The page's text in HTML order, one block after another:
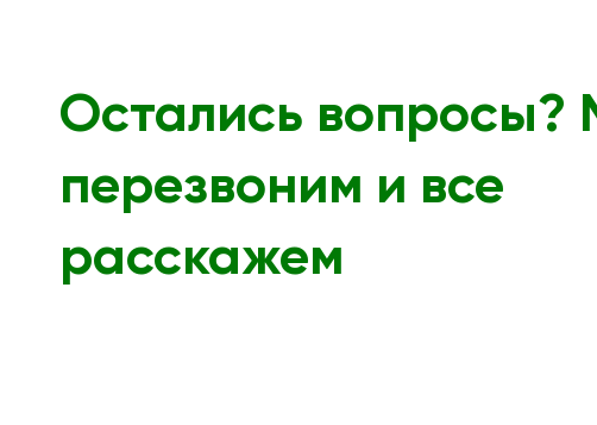
Остались вопросы?
перезвоним и все
расскажем